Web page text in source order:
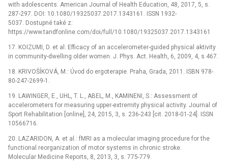
with adolescents. American Journal of Health Education, 48, 2017, 5, s.
287-297. DOI: 10.1080/19325037.2017.1343161. ISSN 1932-
5037. Dostupné také z:
https://www.tandfonline.com/doi/full/10.1080/19325037.2017.1343161
17. KOIZUMI, D. et al: Efficacy of an accelerometer-guided physical aktivity
in community-dwelling older women. J. Phys. Act. Health, 6, 2009, 4, s 467.
18. KRIVOŠÍKOVÁ, M.: Úvod do ergoterapie. Praha, Grada, 2011. ISBN 978-
80-247-2699-1.
19. LAWINGER, E., UHL, T. L., ABEL, M., KAMINENI, S.: Assessment of
accelerometers for measuring upper-extremity physical activity. Journal of
Sport Rehabilitation [online], 24, 2015, 3, s. 236-243 [cit. 2018-01-24]. ISSN
10566716.
20. LAZARIDON, A. et al.: fMRI as a molecular imaging procedure for the
functional reorganization of motor systems in chronic stroke.
Molecular Medicine Reports, 8, 2013, 3, s. 775-779.